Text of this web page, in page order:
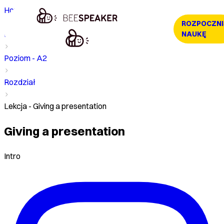
NAUKĘ
Home
Kurs
Poziom - A2
Rozdział
Lekcja - Giving a presentation
Giving a presentation
Intro